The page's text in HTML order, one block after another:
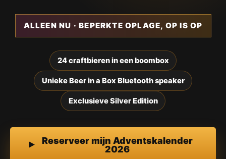
ALLEEN NU · BEPERKTE OPLAGE, OP IS OP
24 craftbieren in een boombox
Unieke Beer in a Box Bluetooth speaker
Exclusieve Silver Edition
Reserveer mijn Adventskalender
2026